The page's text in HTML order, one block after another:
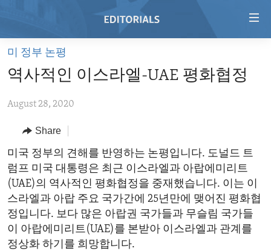
Skip
main
Skip
Navigation
Skip
Search
HOME
VIDEO
RADIO
REGIONS
AFRICA
AMERICAS
ASIA
EUROPE
MIDDLE EAST
TOPICS
HUMAN RIGHTS
SECURITY AND DEFENSE
AID AND DEVELOPMENT
DEMOCRACY AND GOVERNANCE
ARCHIVE
ABOUT US
FOLLOW US
미 정부 논평
역사적인 이스라엘-UAE 평화협정
August 28, 2020
Share
미국 정부의 견해를 반영하는 논평입니다. 도널드 트
럼프 미국 대통령은 최근 이스라엘과 아랍에미리트
(UAE)의 역사적인 평화협정을 중재했습니다. 이는 이
스라엘과 아랍 주요 국가간에 25년만에 맺어진 평화협
정입니다. 보다 많은 아랍권 국가들과 무슬림 국가들
이 아랍에미리트(UAE)를 본받아 이스라엘과 관계를
정상화 하기를 희망합니다.